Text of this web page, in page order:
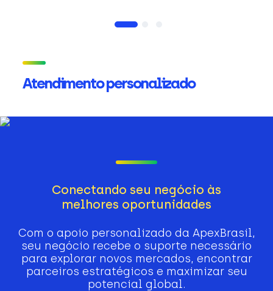
Atendimento personalizado
Conectando seu negócio às
melhores oportunidades
Com o apoio personalizado da ApexBrasil,
seu negócio recebe o suporte necessário
para explorar novos mercados, encontrar
parceiros estratégicos e maximizar seu
potencial global.